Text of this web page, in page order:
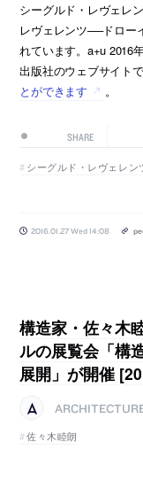
シーグルド・レヴェレ
レヴェレンツ──ドロー
れています。a+u 2016
出版社のウェブサイトで
とができます
。
SHARE
シーグルド・レヴェレン
2016.01.27 Wed 14:08
構造家・佐々木
ルの展覧会「構
展開」が開催
佐々木睦朗